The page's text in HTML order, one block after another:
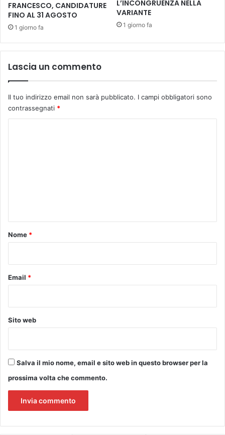
I
L
L
B
O
“
I
E
D
E
R
I
FRANCESCO, CANDIDATURE
FINO AL 31 AGOSTO
1 giorno fa
L’INCONGRUENZA NELLA
VARIANTE
1 giorno fa
Lascia un commento
Il tuo indirizzo email non sarà pubblicato. I campi obbligatori sono
contrassegnati *
o
Nome *
Email *
Sito web
Salva il mio nome, email e sito web in questo browser per la
prossima volta che commento.